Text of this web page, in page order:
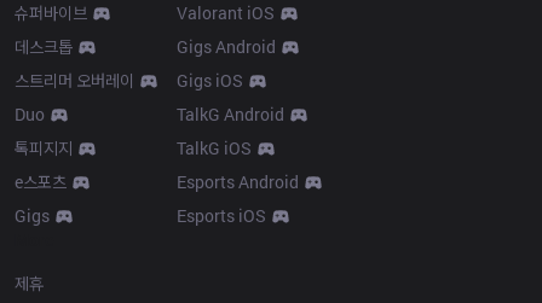
슈퍼바이브
데스크톱
스트리머 오버레이
Duo
톡피지지
e스포츠
Gigs
Valorant iOS
Gigs Android
Gigs iOS
TalkG Android
TalkG iOS
Esports Android
Esports iOS
제휴